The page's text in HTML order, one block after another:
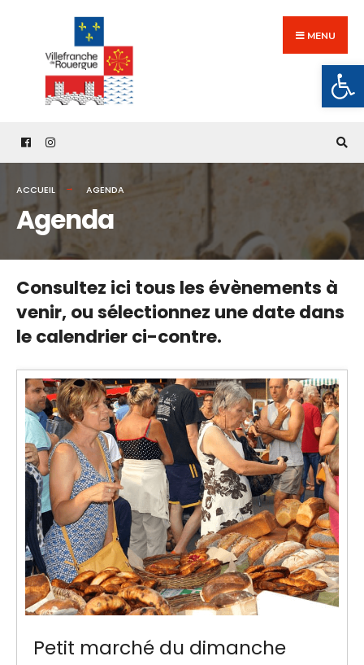
content
MENU
ACCUEIL AGENDA
Agenda
Consultez ici tous les évènements à
venir,ou sélectionnez une date dans
le calendrier ci-contre.
Petit marché du dimanche